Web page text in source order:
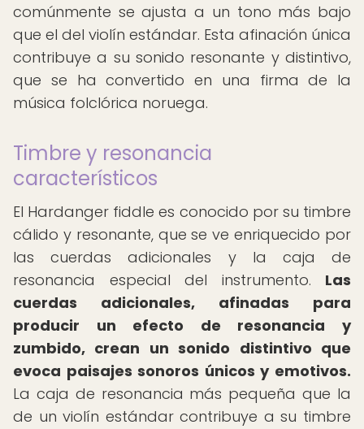
comúnmente se ajusta a un tono más bajo
que el del violín estándar. Esta afinación única
contribuye a su sonido resonante y distintivo,
que se ha convertido en una firma de la
música folclórica noruega.
Timbre y resonancia
característicos
El Hardanger fiddle es conocido por su timbre
cálido y resonante, que se ve enriquecido por
las cuerdas adicionales y la caja de
resonancia especial del instrumento. Las
cuerdas adicionales, afinadas para
producir un efecto de resonancia y
zumbido, crean un sonido distintivo que
evoca paisajes sonoros únicos y emotivos.
La caja de resonancia más pequeña que la
de un violín estándar contribuye a su timbre